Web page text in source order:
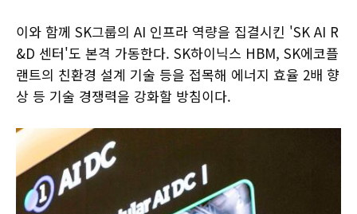
이와 함께 SK그룹의 AI 인프라 역량을 집결시킨 'SK AI R
&D 센터'도 본격 가동한다. SK하이닉스 HBM, SK에코플
랜트의 친환경 설계 기술 등을 접목해 에너지 효율 2배 향
상 등 기술 경쟁력을 강화할 방침이다.